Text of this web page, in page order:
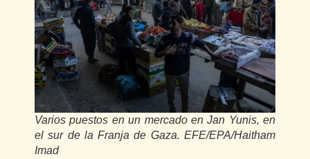
Varios puestos en un mercado en Jan Yunis, en
el sur de la Franja de Gaza. EFE/EPA/Haitham
Imad